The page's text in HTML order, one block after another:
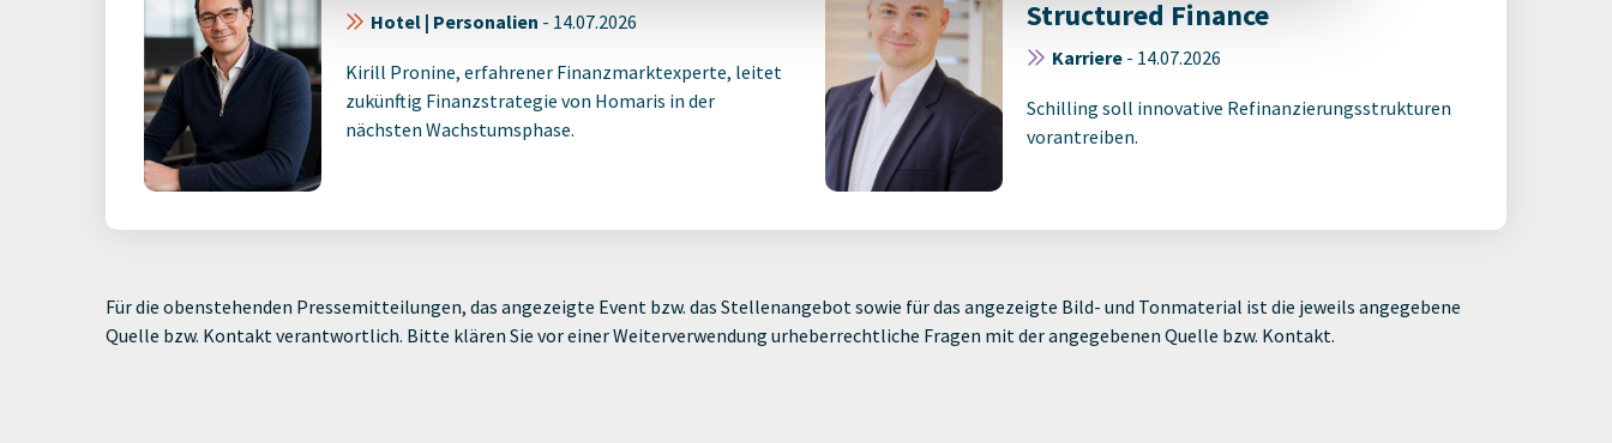
Hotel | Personalien - 14.07.2026
Kirill Pronine, erfahrener Finanzmarktexperte, leitet
zukünftig Finanzstrategie von Homaris in der
nächsten Wachstumsphase.
Structured Finance
Karriere - 14.07.2026
Schilling soll innovative Refinanzierungsstrukturen
vorantreiben.
Für die obenstehenden Pressemitteilungen, das angezeigte Event bzw. das Stellenangebot sowie für das angezeigte Bild- und Tonmaterial ist die jeweils angegebene
Quelle bzw. Kontakt verantwortlich. Bitte klären Sie vor einer Weiterverwendung urheberrechtliche Fragen mit der angegebenen Quelle bzw. Kontakt.